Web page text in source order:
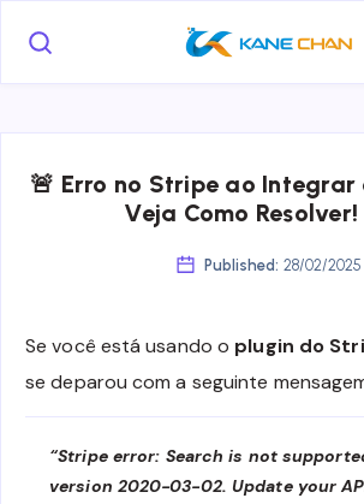
🚨 Erro no Stripe ao Integrar
Veja Como
Published: 28/02/2025
Se você está usando o plugin do
se deparou com a seguinte
“Stripe error: Search is not
version 2020-03-02. Update your